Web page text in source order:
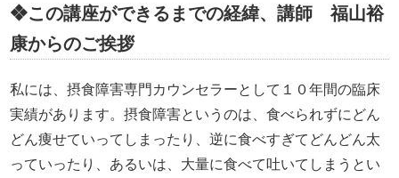
❖この講座ができるまでの経緯、講師 福山裕
康からのご挨拶
私には、摂食障害専門カウンセラーとして１０年間の臨床
実績があります。摂食障害というのは、食べられずにどん
どん痩せていってしまったり、逆に食べすぎてどんどん太
っていったり、あるいは、大量に食べて吐いてしまうとい